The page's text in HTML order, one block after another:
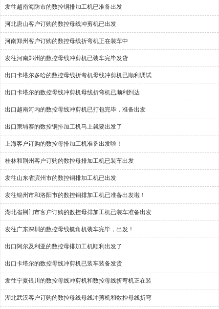
发往越南海防市的数控铜排加工机已准备出发
河北唐山客户订购的数控母线冲剪机已出发
河南郑州客户订购的数控母线折弯机正在装车中
发往河南郑州的数控母线冲剪机已装车完毕发货
出口卡塔尔多哈的数控母线折弯机母线冲剪机已顺利调试
出口卡塔尔的数控母线冲剪机母线折弯机已顺利到达
出口越南河内的数控母线冲剪机已打包完毕，准备出发
出口柬埔寨的数控铜排加工机马上就要出发了
上海客户订购的数控母排加工机准备出发啦！
桂林和荆州客户订购的数控母排加工机已装车出发
发往山东省滨州市的数控铜排加工机已出发
发往锦州市和洛阳市的数控铜排加工机已准备出发啦！
湖北省荆门市客户订购的数控母排加工机已装车准备出发
发往广东深圳的数控母线铣角机装车完毕，出发！
出口阿尔及利亚的数控母排加工机顺利出发了
出口卡塔尔的数控母线冲剪机已装车装备发货
发往宁夏银川的数控母线冲剪机和数控母线折弯机正在装
湖北武汉客户订购的数控母线母线冲剪机和数控母线折弯